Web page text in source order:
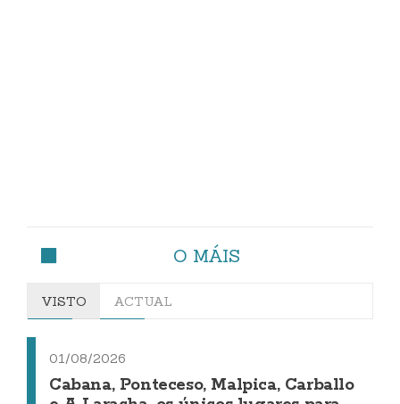
O MÁIS
VISTO ACTUAL
01/08/2026
Cabana, Ponteceso, Malpica, Carballo